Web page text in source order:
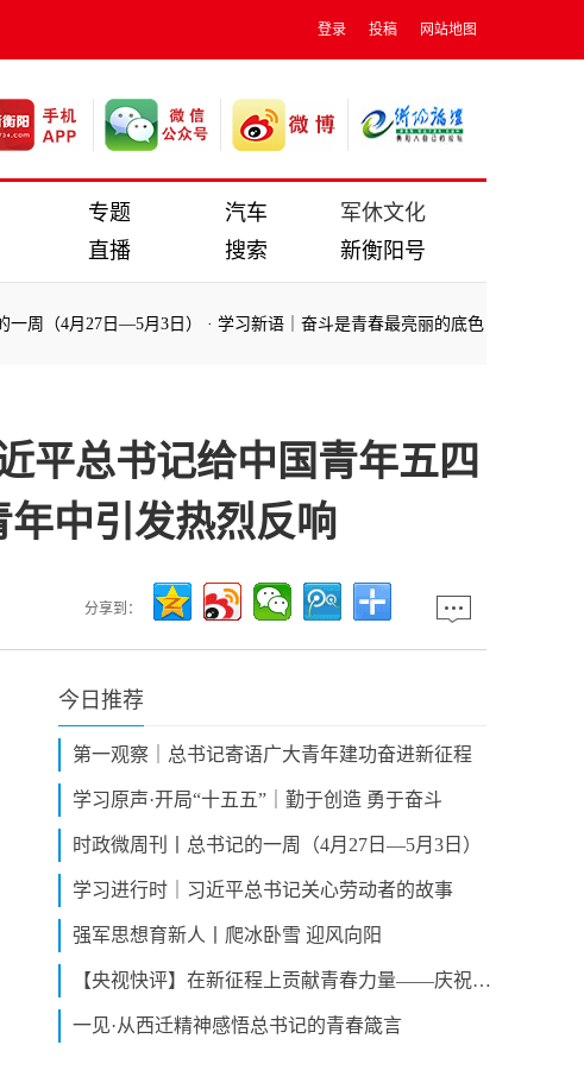
登录 投稿 网站地图
专题 汽车
军休文化
直播 搜索 新衡阳号
（4月27日—5月3日）·学习新语｜奋斗是青春最亮丽的底色·拾光纪·“以实现
平总书记给中国青年五四
中引发热烈反响
分享到：
今日推荐
第一观察｜总书记寄语广大青年建功奋进新征程
学习原声·开局“十五五”｜勤于创造 勇于奋斗
时政微周刊丨总书记的一周（4月27日—5月3日）
学习进行时｜习近平总书记关心劳动者的故事
强军思想育新人丨爬冰卧雪 迎风向阳
【央视快评】在新征程上贡献青春力量——庆祝五四青年节
一见·从西迁精神感悟总书记的青春箴言